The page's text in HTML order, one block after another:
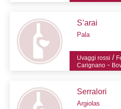
S’arai
Pala
Uvaggi rossi /
Carignano -
Serralori
Argiolas